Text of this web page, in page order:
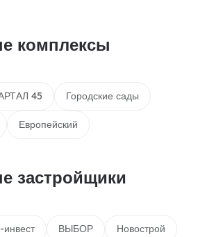
комплексы
45 Городские сады
Европейский
застройщики
инвест ВЫБОР Новострой